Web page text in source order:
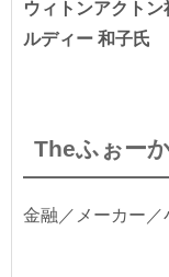
ウィトンアクト
ルディー 和子氏
Theふぉー
金融／メーカー／